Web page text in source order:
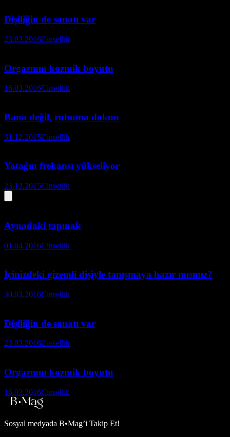
Dişiliğin de sanatı var
23.03.2016Cinsellik
Orgazmın kozmik boyutu
16.03.2016Cinsellik
Bana değil, ruhuma dokun
31.12.2015Cinsellik
Yatağın frekansı yükseliyor
23.12.2015Cinsellik
Aynadaki tapınak
01.04.2016Cinsellik
İçinizdeki gizemli dişiyle tanışmaya hazır mısınız?
30.03.2016Cinsellik
Dişiliğin de sanatı var
23.03.2016Cinsellik
Orgazmın kozmik boyutu
16.03.2016Cinsellik
Sosyal medyada B•Mag’i Takip Et!